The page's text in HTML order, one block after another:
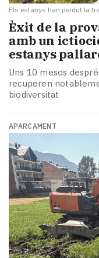
Els estanys han perdut la
Èxit de la
amb un
estanys
Uns 10 mesos
recuperen
biodiversitat
APARCAMENT